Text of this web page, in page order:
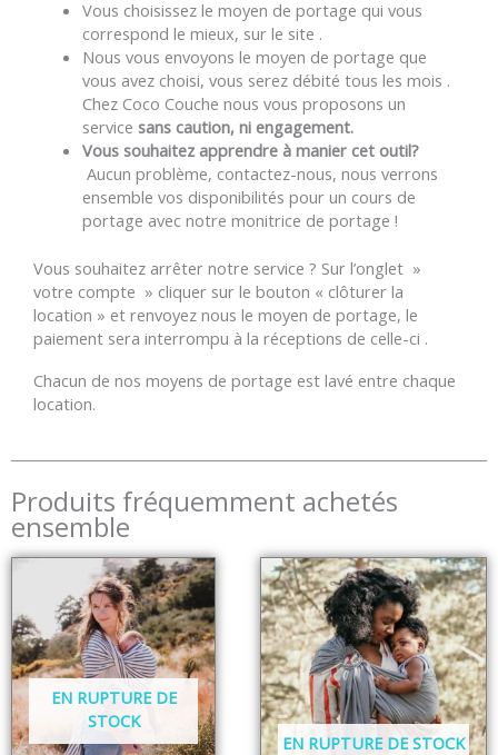
Vous choisissez le moyen de portage qui vous
correspond le mieux, sur le site .
Nous vous envoyons le moyen de portage que
vous avez choisi, vous serez débité tous les mois .
Chez Coco Couche nous vous proposons un
service sans caution, ni engagement.
Vous souhaitez apprendre à manier cet outil?
Aucun problème, contactez-nous, nous verrons
ensemble vos disponibilités pour un cours de
portage avec notre monitrice de portage !
Vous souhaitez arrêter notre service ? Sur l’onglet »
votre compte » cliquer sur le bouton « clôturer la
location » et renvoyez nous le moyen de portage, le
paiement sera interrompu à la réceptions de celle-ci .
Chacun de nos moyens de portage est lavé entre chaque
location.
Produits fréquemment achetés
ensemble
EN RUPTURE DE
STOCK
EN RUPTURE DE STOCK